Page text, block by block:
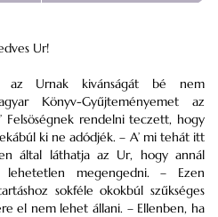
Ur!
az Urnak kivánságát bé nem
Könyv-Gyűjteményemet az
Felsöségnek rendelni teczett, hogy
ki ne adódjék. – A’ mi tehát itt
által láthatja az Ur, hogy annál
lehetetlen megengedni. – Ezen
sokféle okokbúl szűkséges
el nem lehet állani. – Ellenben, ha